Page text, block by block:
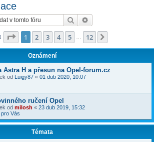
Hledat
Stránka z 12
1 2 3 4 5 12
Oznámení
Astra H a přesun na Opel-forum.cz
od Luigy87 « 01 dub 2020, 10:07
ručení Opel
od milosh « 23 dub 2019, 15:32
Vás
Témata